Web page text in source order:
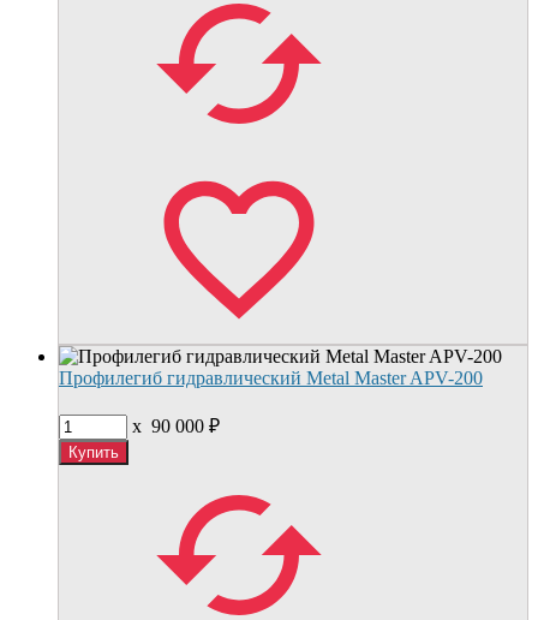
Профилегиб гидравлический Metal Master APV-200
x 90 000 ₽